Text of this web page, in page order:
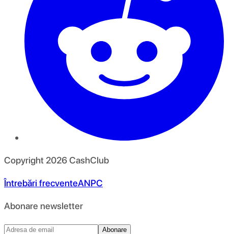
Copyright 2026CashClub
Întrebări frecventeANPC
Abonare newsletter
Abonare